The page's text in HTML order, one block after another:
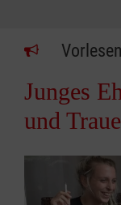
Vorlesen
Junges
und